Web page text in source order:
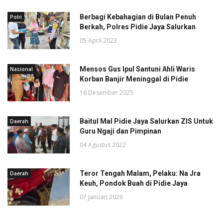
Polri
Berbagi Kebahagian di Bulan Penuh
Berkah, Polres Pidie Jaya Salurkan
05 April 2023
Nasional
Mensos Gus Ipul Santuni Ahli Waris
Korban Banjir Meninggal di Pidie
16 Desember 2025
Daerah
Baitul Mal Pidie Jaya Salurkan ZIS Untuk
Guru Ngaji dan Pimpinan
04 Agustus 2022
Daerah
Teror Tengah Malam, Pelaku: Na Jra
Keuh, Pondok Buah di Pidie Jaya
07 Januari 2026